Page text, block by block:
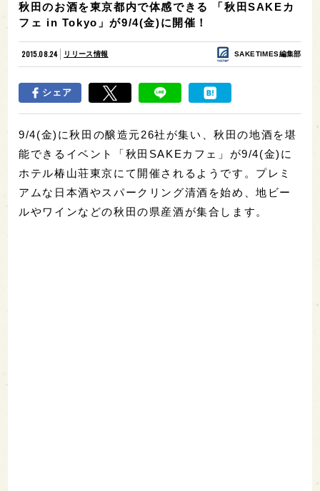
秋田のお酒を東京都内で体感できる 「秋田SAKEカ
フェ in Tokyo」が9/4(金)に開催！
2015.08.24 リリース情報 SAKETIMES編集部
シェア
9/4(金)に秋田の醸造元26社が集い、秋田の地酒を堪
能できるイベント「秋田SAKEカフェ」が9/4(金)に
ホテル椿山荘東京にて開催されるようです。プレミ
アムな日本酒やスパークリング清酒を始め、地ビー
ルやワインなどの秋田の県産酒が集合します。